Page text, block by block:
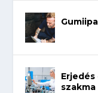
szakma